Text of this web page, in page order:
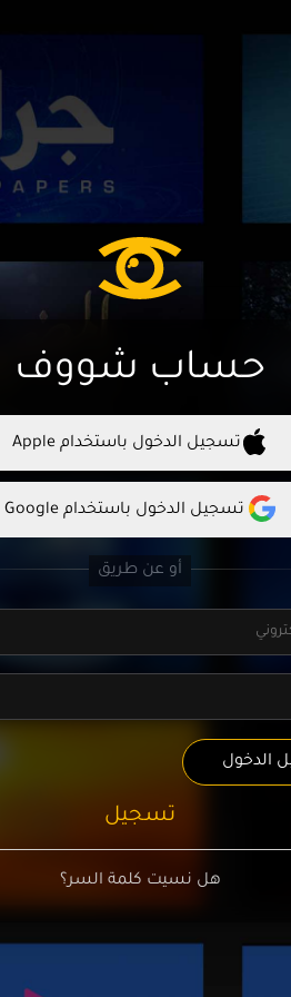
حساب شووف
تسجيل الدخول باستخدام Apple
تسجيل الدخول باستخدام Google
الدخول
تسجيل
هل نسيت كلمة السر؟